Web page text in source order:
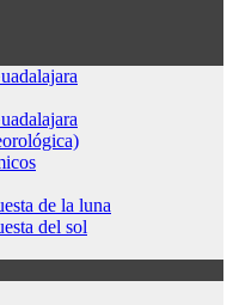
de la luna
del sol